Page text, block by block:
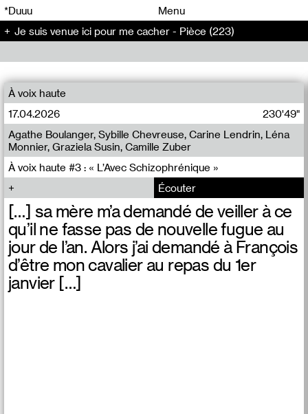
*Duuu
Menu
Je suis venue ici pour me cacher - Pièce (223)
À voix haute
17.04.2026
230'49"
À voix haute #3 : « L’Avec Schizophrénique »
Agathe Boulanger, Sybille Chevreuse, Carine Lendrin, Léna
Monnier, Graziela Susin, Camille Zuber
Écouter
[…] sa mère m’a demandé de veiller à ce
qu’il ne fasse pas de nouvelle fugue au
jour de l’an. Alors j’ai demandé à François
d’être mon cavalier au repas du 1er
janvier […]
00 00
00 00